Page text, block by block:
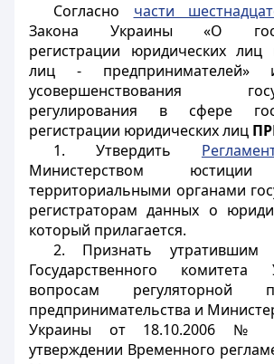
Согласно части
Закона Украины «О
регистрации юридических лиц
лиц -
усовершенствования
регулирования в сфере
регистрации юридических лиц
1. Утвердить
Министерством
территориальными органами
регистраторам данных о
который прилагается.
2. Признать утратившим
Государственного
вопросам регуляторной
предпринимательства и
Украины от 18.10.2006 №
утверждении Временного